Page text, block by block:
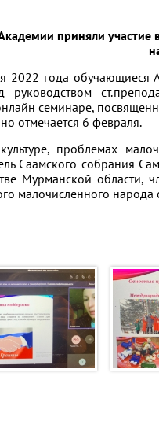
приняли
2022 года обучающиеся
руководством
семинаре,
отмечается 6 февраля.
проблемах
Саамского собрания
Мурманской области,
малочисленного